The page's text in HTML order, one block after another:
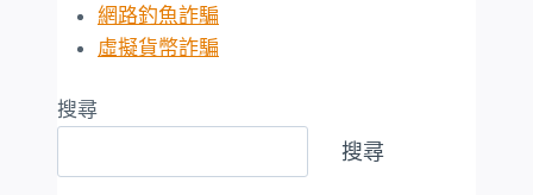
網路釣魚詐騙
虛擬貨幣詐騙
搜尋
搜尋